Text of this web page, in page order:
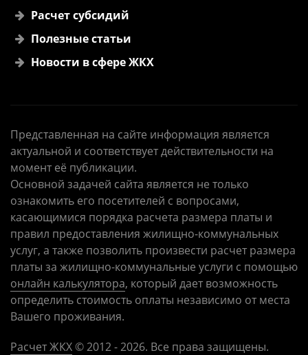
Расчет субсидий
Полезные статьи
Новости в сфере ЖКХ
Представленная на сайте информация является
актуальной и соответствует действительности на
момент её публикации.
Основной задачей сайта является не только
ознакомить его посетителей с вопросами,
касающимися порядка расчета размера платы и
правил предоставления жилищно-коммунальных
услуг, а также позволить произвести расчет размера
платы за жилищно-коммунальные услуги с помощью
онлайн калькулятора, который дает возможность
определить стоимость оплаты независимо от места
Вашего проживания.
Расчет ЖКХ ©2012- 2026. Все права защищены.